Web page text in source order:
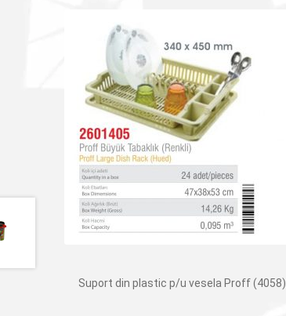
Suport din plastic p/u vesela Proff (4058)